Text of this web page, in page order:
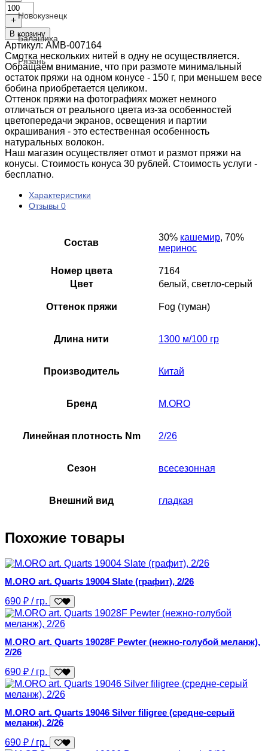
Количество
товара
M.ORO
art.
Amber
7164
Fog
(туман),
2/26
В корзину
Артикул: AMB-007164
Смотка нескольких нитей в одну не осуществляется.
Обращаем внимание, что при размоте минимальный
остаток пряжи на одном конусе - 150 г, при меньшем весе
бобина приобретается целиком.
Оттенок пряжи на фотографиях может немного
отличаться от реального цвета из-за особенностей
цветопередачи экранов, освещения и партии
окрашивания - это естественная особенность
натуральных волокон.
Наш магазин осуществляет отмот и размот пряжи на
конусы. Стоимость конуса 30 рублей. Стоимость услуги -
бесплатно.
Характеристики
Отзывы 0
Состав
30% кашемир, 70%
меринос
Номер цвета
7164
Цвет
белый, светло-серый
Оттенок пряжи Fog (туман)
Длина нити 1300 м/100 гр
Производитель Китай
Бренд M.ORO
Линейная плотность Nm 2/26
Сезон всесезонная
Внешний вид гладкая
Похожие товары
M.ORO art. Quarts 19004 Slate (графит), 2/26
690 ₽ / гр.
M.ORO art. Quarts 19028F Pewter (нежно-голубой меланж),
2/26
690 ₽ / гр.
M.ORO art. Quarts 19046 Silver filigree (средне-серый
меланж), 2/26
690 ₽ / гр.
Новокузнецк
Балашиха
Рязань